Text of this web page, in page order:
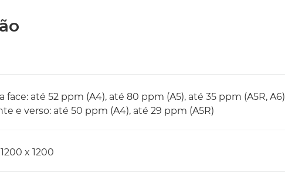
face: até 52 ppm (A4), até 80 ppm (A5), até 35 ppm (A5R, A6)
e verso: até 50 ppm (A4), até 29 ppm (A5R)
x 1200